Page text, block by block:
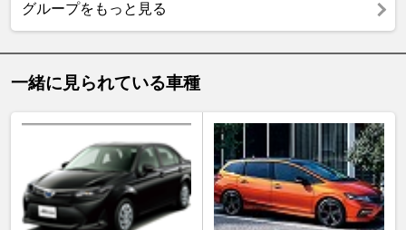
グループをもっと見る
一緒に見られている車種